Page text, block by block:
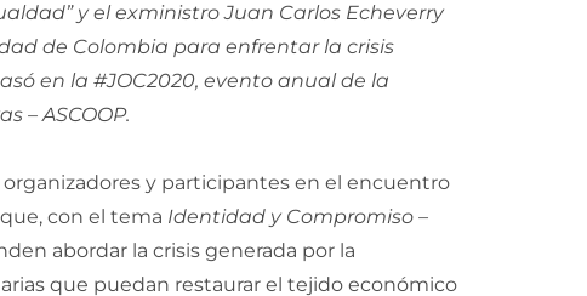
y el exministro Juan Carlos Echeverry
de Colombia para enfrentar la crisis
en la #JOC2020, evento anual de la
– ASCOOP.
y participantes en el encuentro
con el tema Identidad y Compromiso –
abordar la crisis generada por la
que puedan restaurar el tejido económico